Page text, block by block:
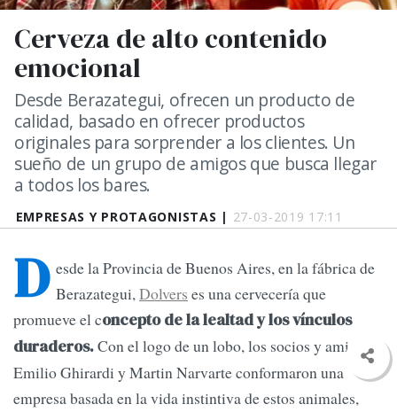
EMPRESAS Y PROTAGONISTAS | 27-03-2019 17:11
Cerveza de alto contenido
emocional
Desde Berazategui, ofrecen un producto de
calidad, basado en ofrecer productos
originales para sorprender a los clientes. Un
sueño de un grupo de amigos que busca llegar
a todos los bares.
D esde la Provincia de Buenos Aires, en la fábrica de
Berazategui,Dolvers es una cervecería que
promueve el concepto de la lealtad y los vínculos
duraderos.Con el logo de un lobo, los socios y amigos
Emilio Ghirardi y Martin Narvarte conformaron una
empresa basada en la vida instintiva de estos animales,